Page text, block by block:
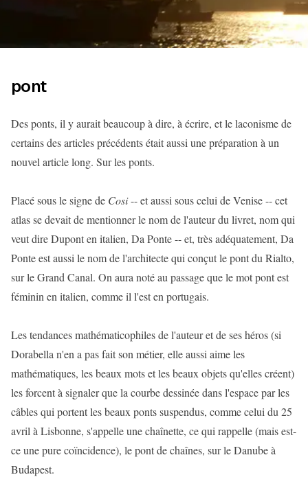
pont
Des ponts, il y aurait beaucoup à dire, à écrire, et le laconisme de
certains des articles précédents était aussi une préparation à un
nouvel article long. Sur les ponts.
Placé sous le signe de Cosi-- et aussi sous celui de Venise -- cet
atlas se devait de mentionner le nom de l'auteur du livret, nom qui
veut dire Dupont en italien, Da Ponte -- et, très adéquatement, Da
Ponte est aussi le nom de l'architecte qui conçut le pont du Rialto,
sur le Grand Canal. On aura noté au passage que le mot pont est
féminin en italien, comme il l'est en portugais.
Les tendances mathématicophiles de l'auteur et de ses héros (si
Dorabella n'en a pas fait son métier, elle aussi aime les
mathématiques, les beaux mots et les beaux objets qu'elles créent)
les forcent à signaler que la courbe dessinée dans l'espace par les
câbles qui portent les beaux ponts suspendus, comme celui du 25
avril à Lisbonne, s'appelle une chaînette, ce qui rappelle (mais est-
ce une pure coïncidence), le pont de chaînes, sur le Danube à
Budapest.